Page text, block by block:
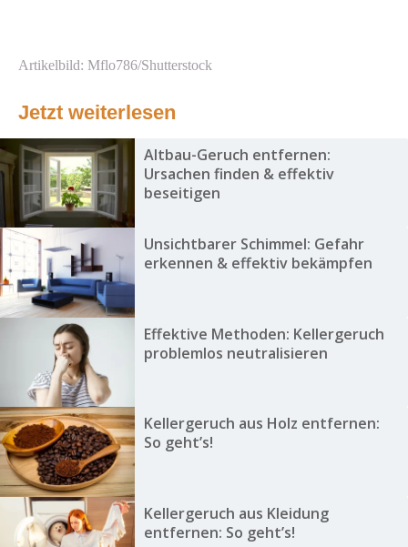
Artikelbild: Mflo786/Shutterstock
Jetzt weiterlesen
Altbau-Geruch entfernen:
Ursachen finden & effektiv
beseitigen
Unsichtbarer Schimmel: Gefahr
erkennen & effektiv bekämpfen
Effektive Methoden: Kellergeruch
problemlos neutralisieren
Kellergeruch aus Holz entfernen:
So geht’s!
Kellergeruch aus Kleidung
entfernen: So geht’s!